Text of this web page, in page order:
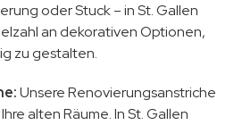
oder Stuck – in St. Gallen
an dekorativen Optionen,
zu gestalten.
Unsere Renovierungsanstriche
alten Räume. In St. Gallen